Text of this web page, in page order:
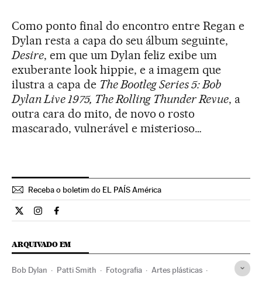
Como ponto final do encontro entre Regan e
Dylan resta a capa do seu álbum seguinte,
Desire, em que um Dylan feliz exibe um
exuberante look hippie, e a imagem que
ilustra a capa de The Bootleg Series 5: Bob
Dylan Live 1975, The Rolling Thunder Revue, a
outra cara do mito, de novo o rosto
mascarado, vulnerável e misterioso…
Receba o boletim do EL PAÍS América
Cultura El País Brasil en Twitter
Cultura El País Brasil en Instagram
Cultura El País Brasil en Facebook
ARQUIVADO EM
Bob Dylan Patti Smith Fotografia Artes plásticas